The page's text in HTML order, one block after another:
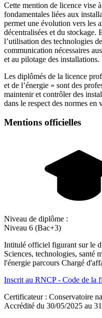
Cette mention de licence vise
fondamentales liées aux
permet une évolution vers les
décentralisées et du stockage.
l’utilisation des technologies
communication nécessaires
et au pilotage des installations.
Les diplômés de la licence
et de l’énergie » sont des
maintenir et contrôler des
dans le respect des normes en
Mentions officielles
Niveau de diplôme :
Niveau 6 (Bac+3)
Intitulé officiel figurant sur le
Sciences, technologies, santé
l'énergie parcours Chargé
Inscrit au RNCP - Code de la
Certificateur : Conservatoire
Accrédité du 30/05/2025 au